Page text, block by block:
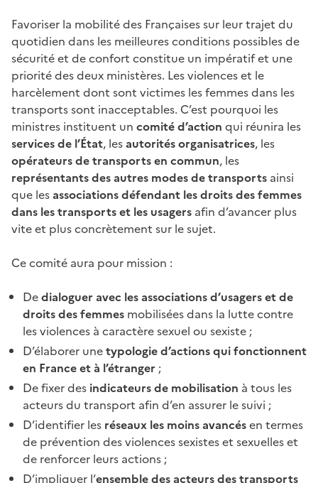
Favoriser la mobilité des Françaises sur leur trajet du
quotidien dans les meilleures conditions possibles de
sécurité et de confort constitue un impératif et une
priorité des deux ministères. Les violences et le
harcèlement dont sont victimes les femmes dans les
transports sont inacceptables. C’est pourquoi les
ministres instituent un comité d’action qui réunira les
services de l’État, lesautorités organisatrices, les
opérateurs de transports en commun, les
représentants des autres modes de transports ainsi
que lesassociations défendant les droits des femmes
dans les transports et les usagers afin d’avancer plus
vite et plus concrètement sur le sujet.
Ce comité aura pour mission :
Dedialoguer avec les associations d’usagers et de
droits des femmes mobilisées dans la lutte contre
les violences à caractère sexuel ou sexiste ;
D’élaborer unetypologie d’actions qui fonctionnent
en France et à l’étranger ;
De fixer des indicateurs de mobilisation à tous les
acteurs du transport afin d’en assurer le suivi ;
D’identifier les réseaux les moins avancésen termes
de prévention des violences sexistes et sexuelles et
de renforcer leurs actions ;
D’impliquer l’ensemble des acteurs des transports